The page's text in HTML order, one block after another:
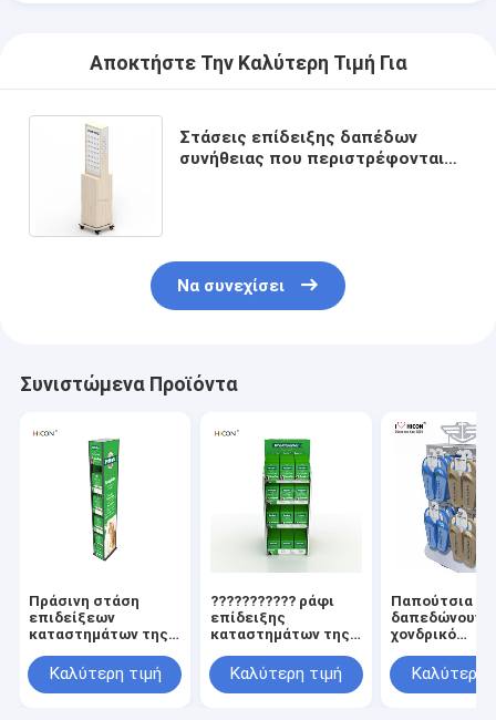
Αποκτήστε Την Καλύτερη Τιμή Για
Στάσεις επίδειξης δαπέδων
συνήθειας που περιστρέφονται
Να συνεχίσει
Συνιστώμενα Προϊόντα
Πράσινη στάση
επιδείξεων
καταστημάτων της
πατωμάτων με τον
κάτοχο ετικετών για
Καλύτερη τιμή
??????????? ράφι
επίδειξης
καταστημάτων της
μετάλλων 4-σειρών
πράσινο
Καλύτερη τιμή
Παπούτσια
δαπεδώνουν
χονδρικό
σχεδίου
στάσεων
Καλύτερη